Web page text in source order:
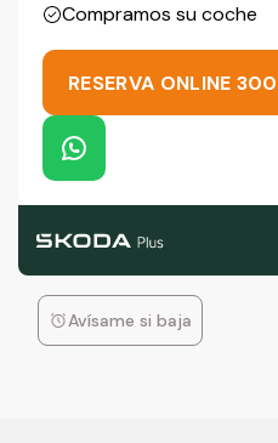
Compramos su coche
RESERVA ONLINE
Avísame si baja